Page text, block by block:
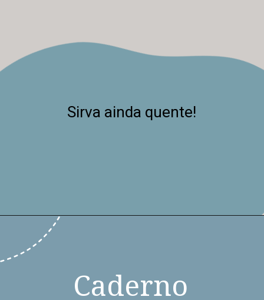
Sirva ainda quente!
Caderno